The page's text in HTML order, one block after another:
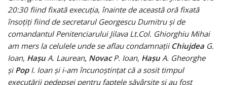
20:30 fiind fixată execuţia, înainte de această oră fixată
însoţiţi fiind de secretarul Georgescu Dumitru şi de
comandantul Penitenciarului Jilava Lt.Col. Ghiorghiu Mihai
am mers la celulele unde se aflau condamnaţii Chiujdea G.
Ioan, Haşu A. Laurean, NovacP. Ioan, HaşuA. Gheorghe
şiPopI. Ioan şi i-am încunoștinţat că a sosit timpul
executării pedepsei pentru faptele săvârşite şi au fost